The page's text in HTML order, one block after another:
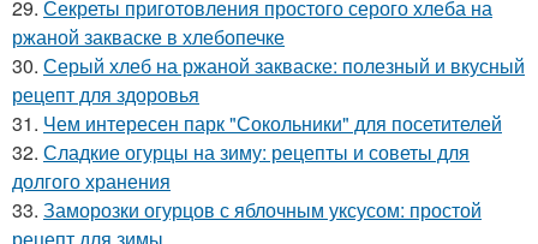
29. Секреты приготовления простого серого хлеба на
ржаной закваске в хлебопечке
30. Серый хлеб на ржаной закваске: полезный и вкусный
рецепт для здоровья
31. Чем интересен парк "Сокольники" для посетителей
32. Сладкие огурцы на зиму: рецепты и советы для
долгого хранения
33. Заморозки огурцов с яблочным уксусом: простой
рецепт для зимы